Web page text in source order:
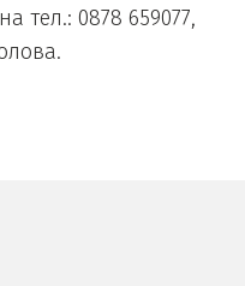
тел.: 0878 659077,